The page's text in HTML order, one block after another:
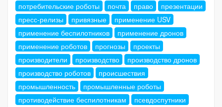
потребительские роботы
почта право
презентации
пресс-релизы
привязные
применение USV
применение беспилотников
применение дронов
применение роботов
прогнозы
проекты
производители
производство
производство дронов
производство роботов
происшествия
промышленность
промышленные роботы
противодействие беспилотникам
псевдоспутники